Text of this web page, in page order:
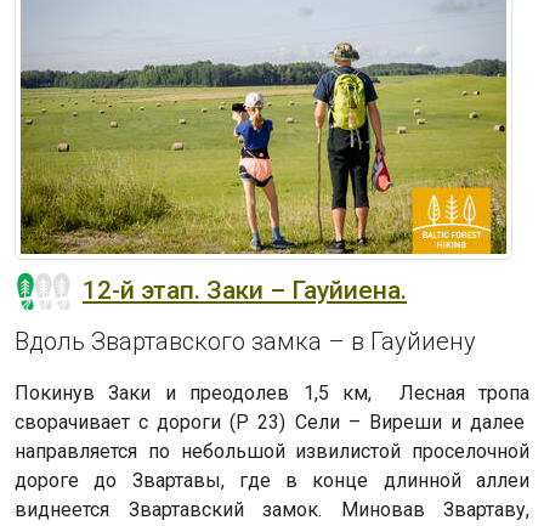
12-й этап. Заки – Гауйиена.
Вдоль Звартавского замка – в Гауйиену
Покинув Заки и преодолев 1,5 км, Лесная тропа
сворачивает с дороги (P 23) Сели – Виреши и далее
направляется по небольшой извилистой проселочной
дороге до Звартавы, где в конце длинной аллеи
виднеется Звартавский замок. Миновав Звартаву,